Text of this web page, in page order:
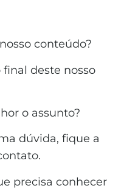
conteúdo?
deste nosso
o assunto?
dúvida, fique a
precisa conhecer